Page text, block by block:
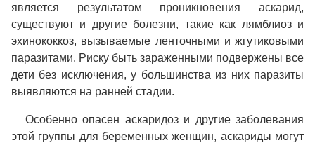
является результатом проникновения аскарид,
существуют и другие болезни, такие как лямблиоз и
эхинококкоз, вызываемые ленточными и жгутиковыми
паразитами. Риску быть зараженными подвержены все
дети без исключения, у большинства из них паразиты
выявляются на ранней стадии.
Особенно опасен аскаридоз и другие заболевания
этой группы для беременных женщин, аскариды могут